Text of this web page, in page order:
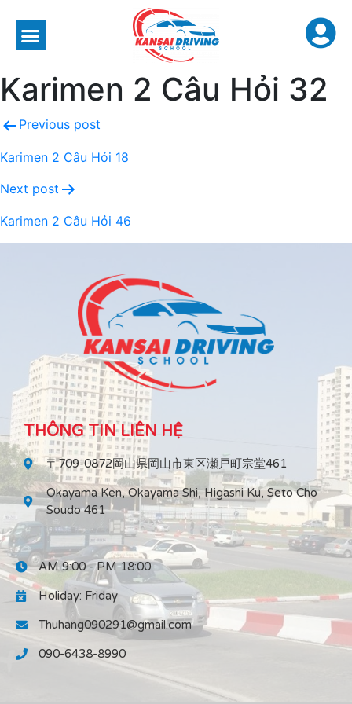
Karimen 2 Câu Hỏi 32
Previous post
Karimen 2 Câu Hỏi 18
Next post
Karimen 2 Câu Hỏi 46
THÔNG TIN LIÊN HỆ
〒709-0872岡山県岡山市東区瀬戸町宗堂461
Okayama Ken, Okayama Shi, Higashi Ku, Seto Cho
Soudo 461
AM 9:00 - PM 18:00
Holiday: Friday
Thuhang090291@gmail.com
090-6438-8990